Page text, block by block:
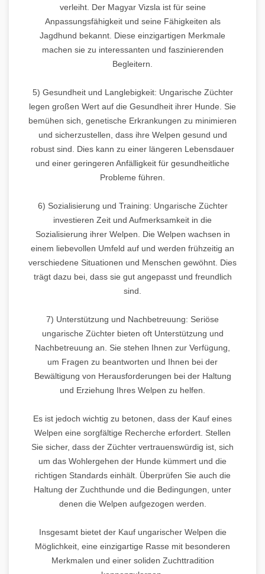
verleiht. Der Magyar Vizsla ist für seine
Anpassungsfähigkeit und seine Fähigkeiten als
Jagdhund bekannt. Diese einzigartigen Merkmale
machen sie zu interessanten und faszinierenden
Begleitern.
5) Gesundheit und Langlebigkeit: Ungarische Züchter
legen großen Wert auf die Gesundheit ihrer Hunde. Sie
bemühen sich, genetische Erkrankungen zu minimieren
und sicherzustellen, dass ihre Welpen gesund und
robust sind. Dies kann zu einer längeren Lebensdauer
und einer geringeren Anfälligkeit für gesundheitliche
Probleme führen.
6) Sozialisierung und Training: Ungarische Züchter
investieren Zeit und Aufmerksamkeit in die
Sozialisierung ihrer Welpen. Die Welpen wachsen in
einem liebevollen Umfeld auf und werden frühzeitig an
verschiedene Situationen und Menschen gewöhnt. Dies
trägt dazu bei, dass sie gut angepasst und freundlich
sind.
7) Unterstützung und Nachbetreuung: Seriöse
ungarische Züchter bieten oft Unterstützung und
Nachbetreuung an. Sie stehen Ihnen zur Verfügung,
um Fragen zu beantworten und Ihnen bei der
Bewältigung von Herausforderungen bei der Haltung
und Erziehung Ihres Welpen zu helfen.
Es ist jedoch wichtig zu betonen, dass der Kauf eines
Welpen eine sorgfältige Recherche erfordert. Stellen
Sie sicher, dass der Züchter vertrauenswürdig ist, sich
um das Wohlergehen der Hunde kümmert und die
richtigen Standards einhält. Überprüfen Sie auch die
Haltung der Zuchthunde und die Bedingungen, unter
denen die Welpen aufgezogen werden.
Insgesamt bietet der Kauf ungarischer Welpen die
Möglichkeit, eine einzigartige Rasse mit besonderen
Merkmalen und einer soliden Zuchttradition